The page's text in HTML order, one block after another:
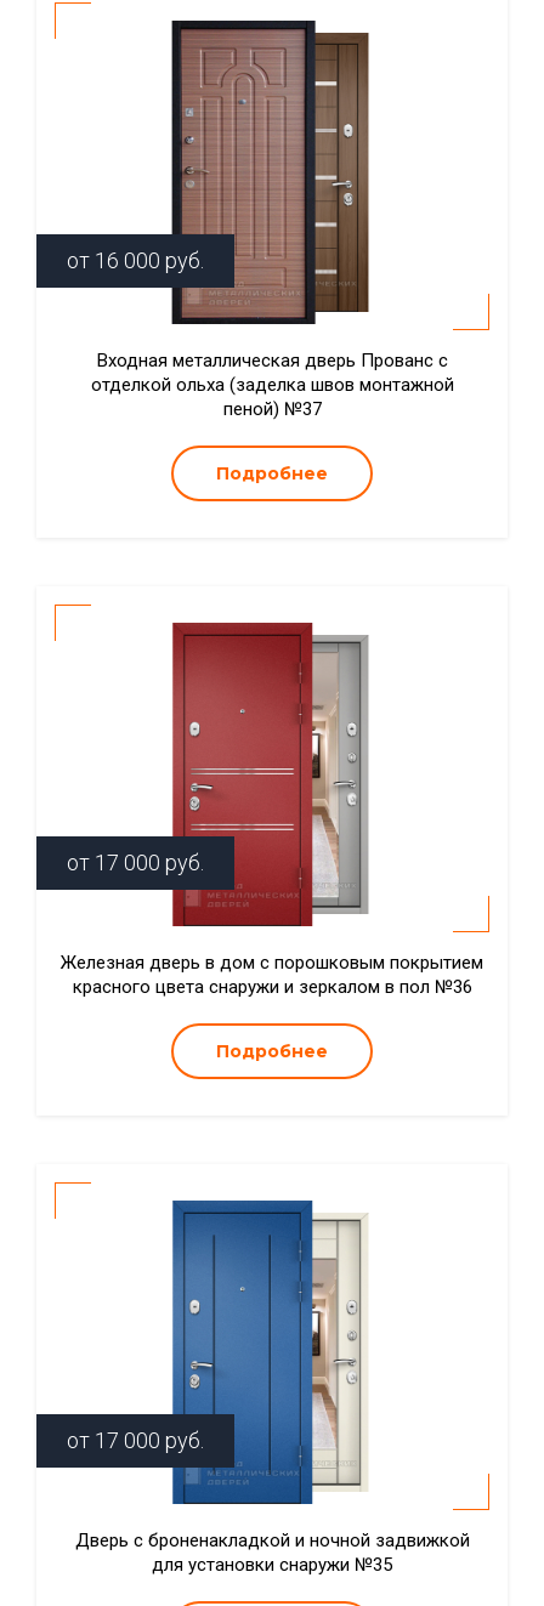
от 16 000 руб.
Входная металлическая дверь Прованс с
отделкой ольха (заделка швов монтажной
пеной) №37
Подробнее
от 17 000 руб.
Железная дверь в дом с порошковым покрытием
красного цвета снаружи и зеркалом в пол №36
Подробнее
от 17 000 руб.
Дверь с броненакладкой и ночной задвижкой
для установки снаружи №35